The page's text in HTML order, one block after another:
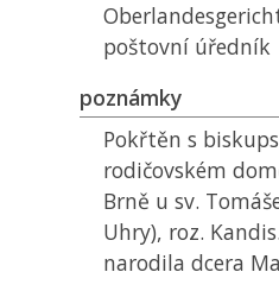
poštovní úředník
poznámky
Pokřtěn s
rodičovském
Brně u sv.
Uhry), roz.
narodila dcera